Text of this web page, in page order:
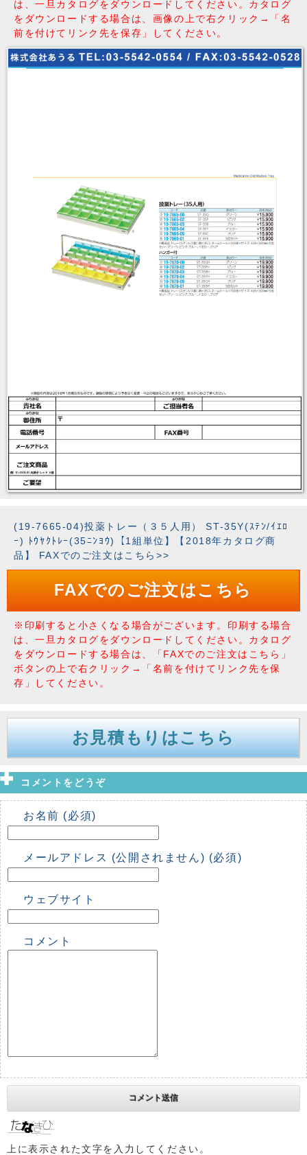
は、一旦カタログをダウンロードしてください。カタログ
をダウンロードする場合は、画像の上で右クリック→「名
前を付けてリンク先を保存」してください。
(19-7665-04)投薬トレー（３５人用） ST-35Y(ｽﾃﾝ/ｲｴﾛ
ｰ) ﾄｳﾔｸﾄﾚｰ(35ﾆﾝﾖｳ)【1組単位】【2018年カタログ商
品】 FAXでのご注文はこちら>>
FAXでのご注文はこちら
※印刷すると小さくなる場合がございます。印刷する場合
は、一旦カタログをダウンロードしてください。カタログ
をダウンロードする場合は、「FAXでのご注文はこちら」
ボタンの上で右クリック→「名前を付けてリンク先を保
存」してください。
お見積もりはこちら
コメントをどうぞ
お名前 (必須)
メールアドレス (公開されません) (必須)
ウェブサイト
コメント
上に表示された文字を入力してください。